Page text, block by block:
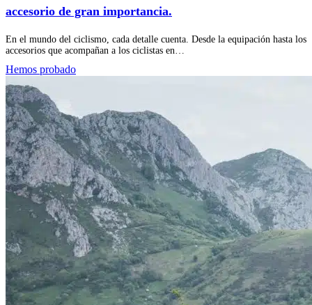
accesorio de gran importancia.
En el mundo del ciclismo, cada detalle cuenta. Desde la equipación hasta los
accesorios que acompañan a los ciclistas en…
Hemos probado